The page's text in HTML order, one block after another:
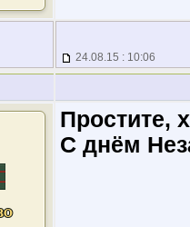
24.08.15 : 10:06
Простите,
С днём